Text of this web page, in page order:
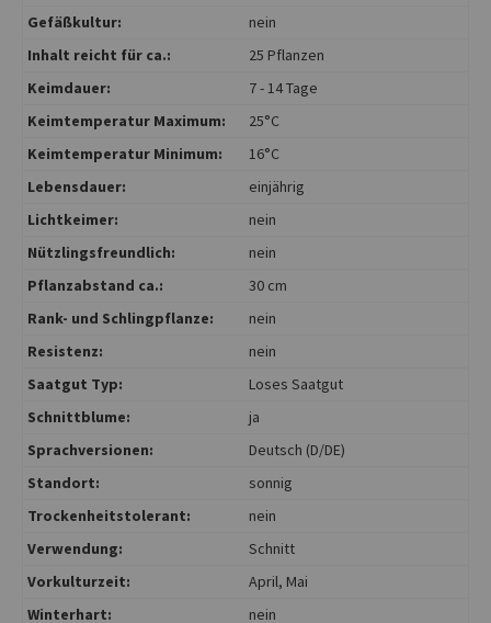
Gefäßkultur:
nein
Inhalt reicht für ca.:
25 Pflanzen
Keimdauer:
7 - 14 Tage
Keimtemperatur Maximum:
25°C
Keimtemperatur Minimum:
16°C
Lebensdauer:
einjährig
Lichtkeimer:
nein
Nützlingsfreundlich:
nein
Pflanzabstand ca.:
30 cm
Rank- und Schlingpflanze:
nein
Resistenz:
nein
Saatgut Typ:
Loses Saatgut
Schnittblume:
ja
Sprachversionen:
Deutsch (D/DE)
Standort:
sonnig
Trockenheitstolerant:
nein
Verwendung:
Schnitt
Vorkulturzeit:
April, Mai
Winterhart:
nein